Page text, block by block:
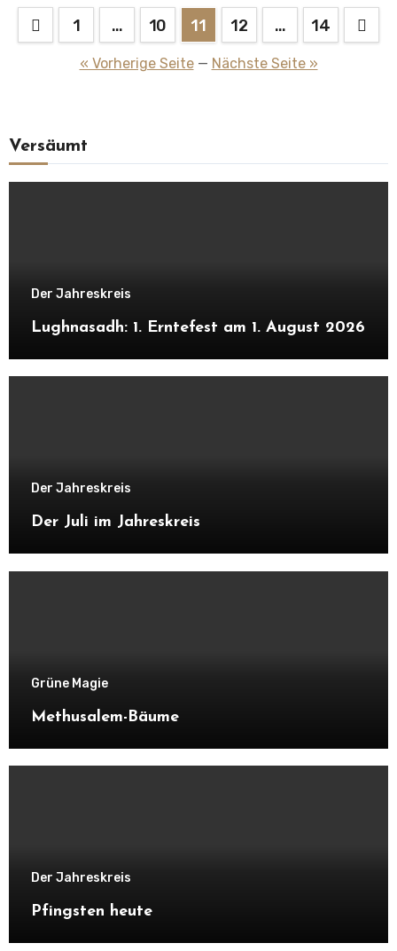
Seitennummerierung
1 … 10 11 12 … 14
« Vorherige Seite— Nächste Seite »
Versäumt
Der Jahreskreis
Lughnasadh: 1. Erntefest am 1. August 2026
Der Jahreskreis
Der Juli im Jahreskreis
Grüne Magie
Methusalem-Bäume
Der Jahreskreis
Pfingsten heute